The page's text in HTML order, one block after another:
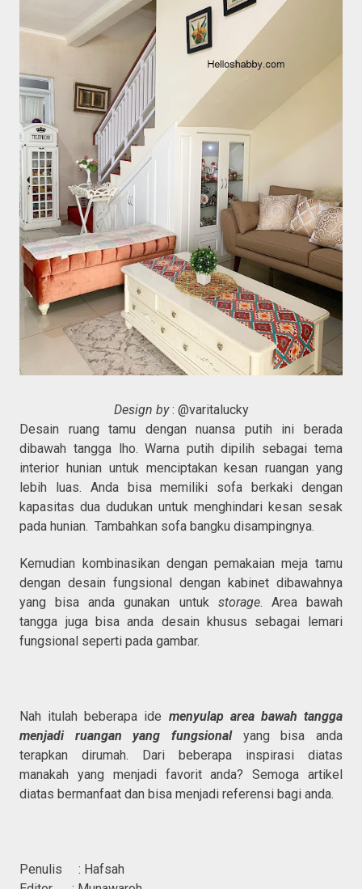
Design by: @varitalucky
Desain ruang tamu dengan nuansa putih ini berada
dibawah tangga lho. Warna putih dipilih sebagai tema
interior hunian untuk menciptakan kesan ruangan yang
lebih luas. Anda bisa memiliki sofa berkaki dengan
kapasitas dua dudukan untuk menghindari kesan sesak
pada hunian. Tambahkan sofa bangku disampingnya.
Kemudian kombinasikan dengan pemakaian meja tamu
dengan desain fungsional dengan kabinet dibawahnya
yang bisa anda gunakan untuk storage. Area bawah
tangga juga bisa anda desain khusus sebagai lemari
fungsional seperti pada gambar.
Nah itulah beberapa ide menyulap area bawah tangga
menjadi ruangan yang fungsionalyang bisa anda
terapkan dirumah. Dari beberapa inspirasi diatas
manakah yang menjadi favorit anda? Semoga artikel
diatas bermanfaat dan bisa menjadi referensi bagi anda.
Penulis : Hafsah